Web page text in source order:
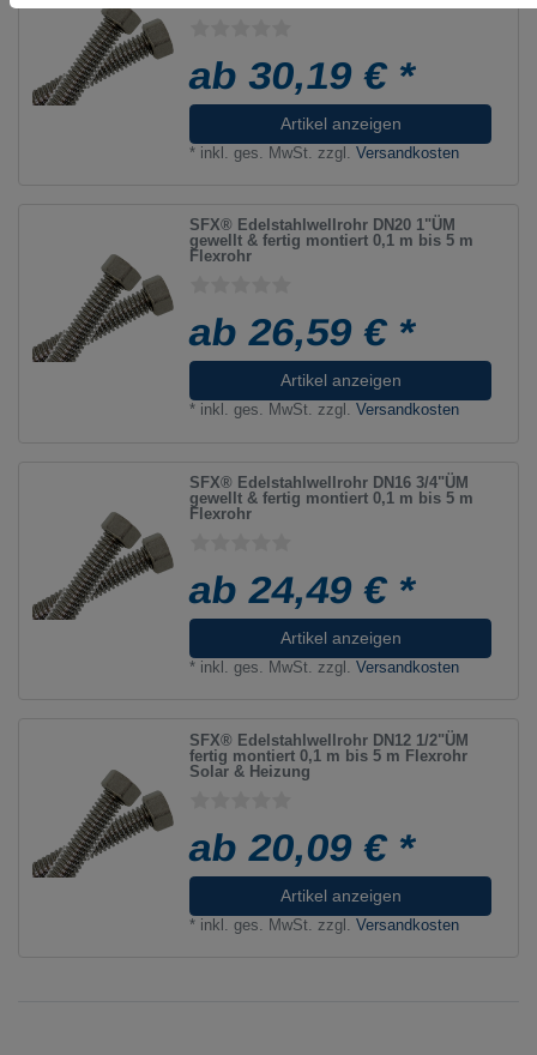
ab 30,19 € *
Artikel anzeigen
* inkl. ges. MwSt. zzgl.Versandkosten
SFX® Edelstahlwellrohr DN20 1"ÜM
gewellt & fertig montiert 0,1 m bis 5 m
Flexrohr
ab 26,59 € *
Artikel anzeigen
* inkl. ges. MwSt. zzgl.Versandkosten
SFX® Edelstahlwellrohr DN16 3/4"ÜM
gewellt & fertig montiert 0,1 m bis 5 m
Flexrohr
ab 24,49 € *
Artikel anzeigen
* inkl. ges. MwSt. zzgl.Versandkosten
SFX® Edelstahlwellrohr DN12 1/2"ÜM
fertig montiert 0,1 m bis 5 m Flexrohr
Solar & Heizung
ab 20,09 € *
Artikel anzeigen
* inkl. ges. MwSt. zzgl.Versandkosten